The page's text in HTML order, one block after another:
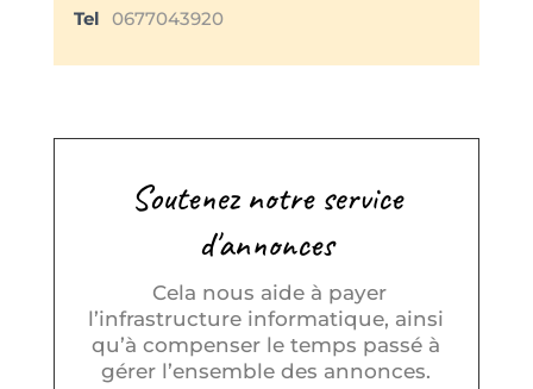
Tel 0677043920
Soutenez notre service
d'annonces
Cela nous aide à payer
l’infrastructure informatique, ainsi
qu’à compenser le temps passé à
gérer l’ensemble des annonces.